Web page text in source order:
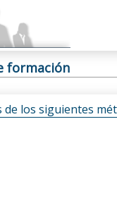
formación
de los siguientes